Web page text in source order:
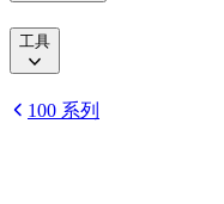
工具
100 系列